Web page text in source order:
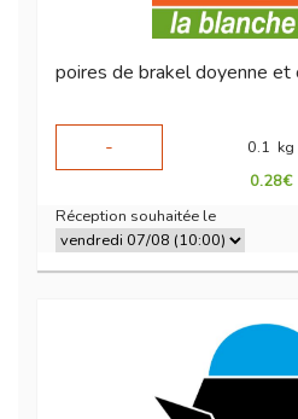
poires de brakel doyenne et
-
0.1 kg
0.28€
Réception souhaitée le